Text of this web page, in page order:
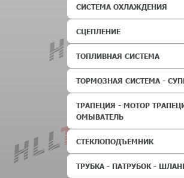
СИСТЕМА ОХЛАЖДЕНИЯ
СЦЕПЛЕНИЕ
ТОПЛИВНАЯ СИСТЕМА
ТОРМОЗНАЯ СИСТЕМА -
ТРАПЕЦИЯ - МОТОР
ОМЫВАТЕЛЬ
СТЕКЛОПОДЪЕМНИК
ТРУБКА - ПАТРУБОК -